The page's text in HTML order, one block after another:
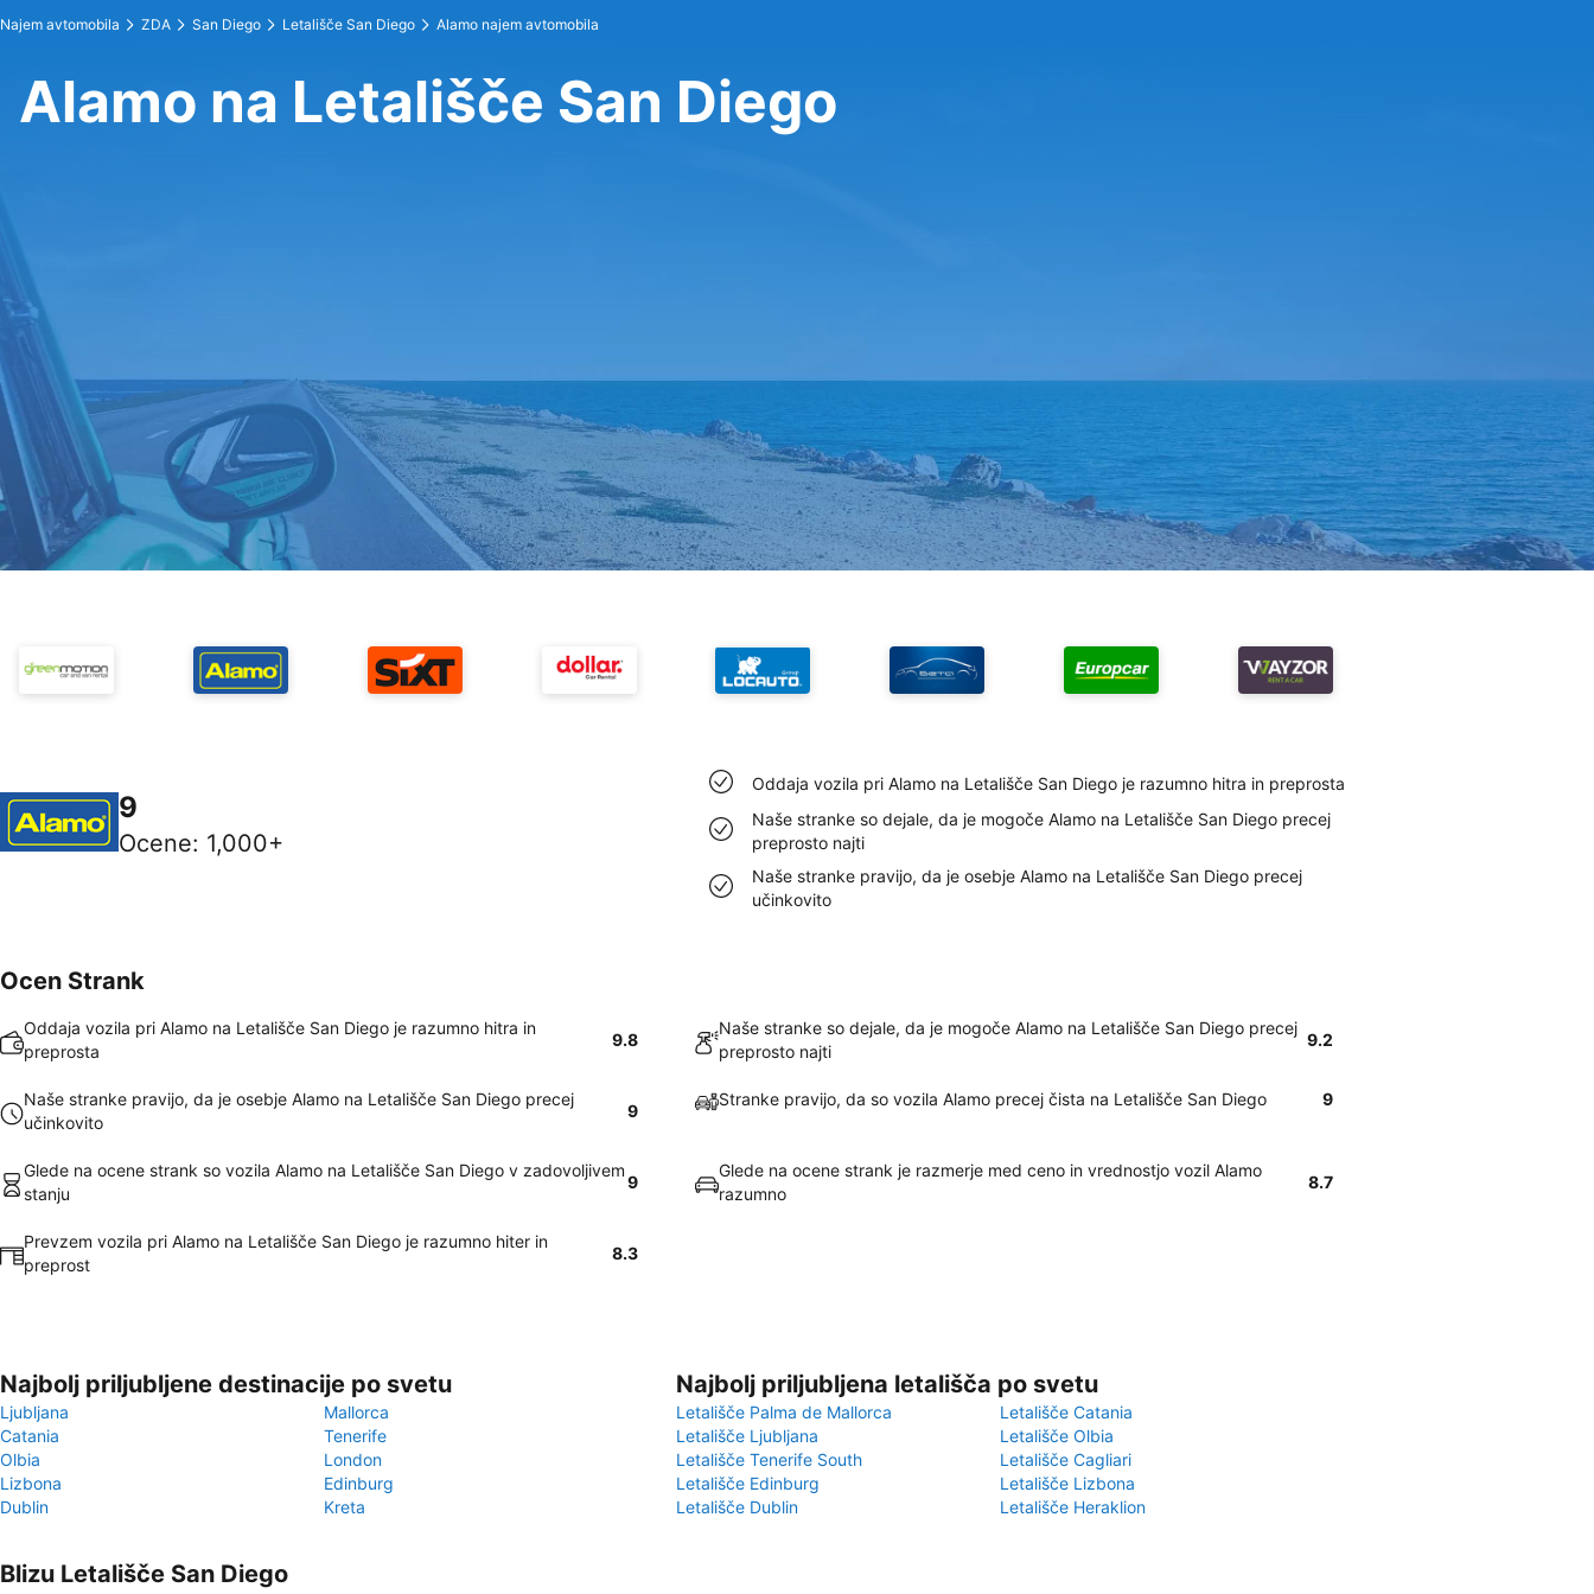
Najem avtomobila ZDA San Diego Letališče San Diego Alamo najem avtomobila
Alamo na Letališče San Diego
9
Ocene: 1,000+
Oddaja vozila pri Alamo na Letališče San Diego je razumno hitra in preprosta
Naše stranke so dejale, da je mogoče Alamo na Letališče San Diego precej
preprosto najti
Naše stranke pravijo, da je osebje Alamo na Letališče San Diego precej
učinkovito
Ocen Strank
Oddaja vozila pri Alamo na Letališče San Diego je razumno hitra in
preprosta
9.8
Naše stranke so dejale, da je mogoče Alamo na Letališče San Diego precej
preprosto najti
9.2
Naše stranke pravijo, da je osebje Alamo na Letališče San Diego precej
učinkovito
9
Stranke pravijo, da so vozila Alamo precej čista na Letališče San Diego 9
Glede na ocene strank so vozila Alamo na Letališče San Diego v zadovoljivem
stanju
9
Glede na ocene strank je razmerje med ceno in vrednostjo vozil Alamo
razumno
8.7
Prevzem vozila pri Alamo na Letališče San Diego je razumno hiter in
preprost
8.3
Najbolj priljubljene destinacije po svetu
Ljubljana
Mallorca
Catania
Tenerife
Olbia
London
Lizbona
Edinburg
Dublin
Kreta
Najbolj priljubljena letališča po svetu
Letališče Palma de Mallorca
Letališče Catania
Letališče Ljubljana
Letališče Olbia
Letališče Tenerife South
Letališče Cagliari
Letališče Edinburg
Letališče Lizbona
Letališče Dublin
Letališče Heraklion
Blizu Letališče San Diego